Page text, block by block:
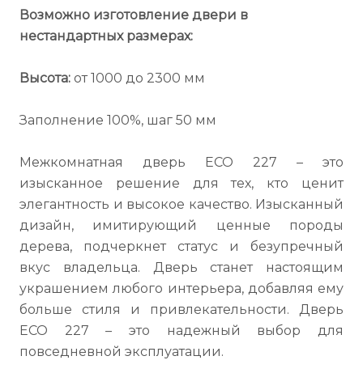
Возможно изготовление двери в
нестандартных размерах:
Высота: от 1000 до 2300 мм
Заполнение 100%, шаг 50 мм
Межкомнатная дверь ECO 227 – это
изысканное решение для тех, кто ценит
элегантность и высокое качество. Изысканный
дизайн, имитирующий ценные породы
дерева, подчеркнет статус и безупречный
вкус владельца. Дверь станет настоящим
украшением любого интерьера, добавляя ему
больше стиля и привлекательности. Дверь
ECO 227 – это надежный выбор для
повседневной эксплуатации.